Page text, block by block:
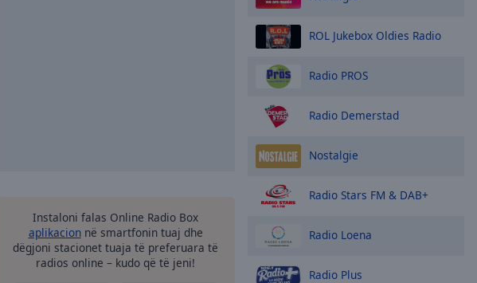
Instaloni falas Online Radio Box
aplikacionnë smartfonin tuaj dhe
dëgjoni stacionet tuaja të preferuara të
radios online – kudo që të jeni!
ROL Jukebox Oldies Radio
Radio PROS
Radio Demerstad
Nostalgie
Radio Stars FM & DAB+
Radio Loena
Radio Plus